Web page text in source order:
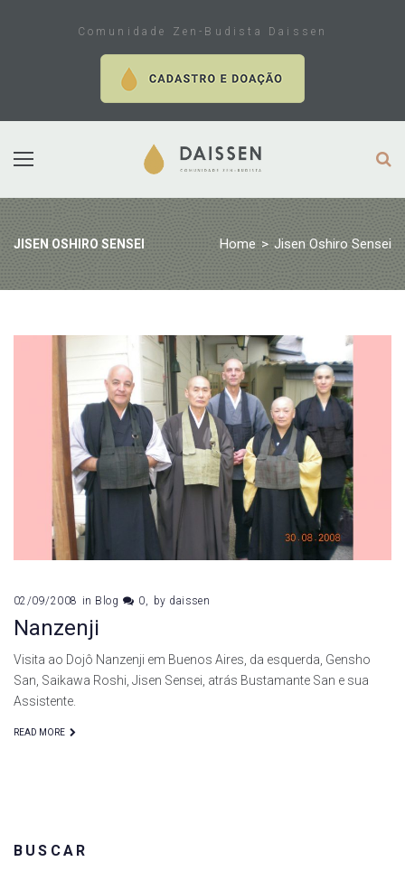
Comunidade Zen-Budista Daissen
JISEN OSHIRO SENSEI Home > Jisen Oshiro Sensei
Tag:
Jisen
Oshiro
Sensei
02/09/2008 in Blog 0 by daissen
Nanzenji
Visita ao Dojô Nanzenji em Buenos Aires, da esquerda, Gensho
San, Saikawa Roshi, Jisen Sensei, atrás Bustamante San e sua
Assistente.
READ MORE
BUSCAR